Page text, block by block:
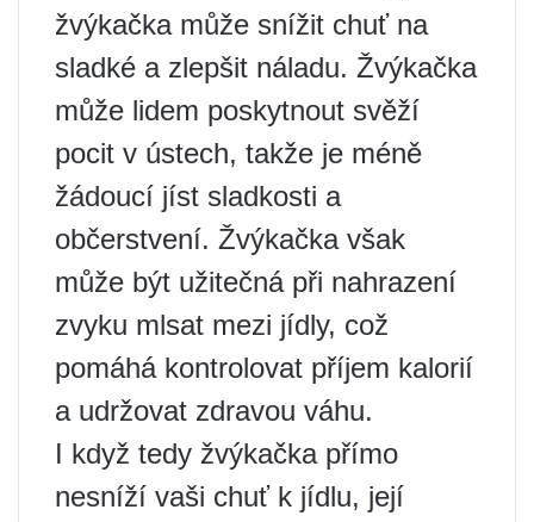
žvýkačka může snížit chuť na
sladké a zlepšit náladu. Žvýkačka
může lidem poskytnout svěží
pocit v ústech, takže je méně
žádoucí jíst sladkosti a
občerstvení. Žvýkačka však
může být užitečná při nahrazení
zvyku mlsat mezi jídly, což
pomáhá kontrolovat příjem kalorií
a udržovat zdravou váhu.
I když tedy žvýkačka přímo
nesníží vaši chuť k jídlu, její